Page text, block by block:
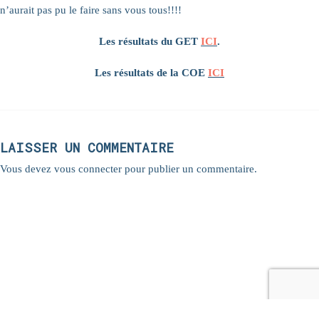
n’aurait pas pu le faire sans vous tous!!!!
Les résultats du GET ICI.
Les résultats de la COE ICI
LAISSER UN COMMENTAIRE
Vous devez vous connecter pour publier un commentaire.